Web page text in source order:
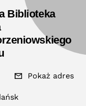
Biblioteka
Pokaż adres